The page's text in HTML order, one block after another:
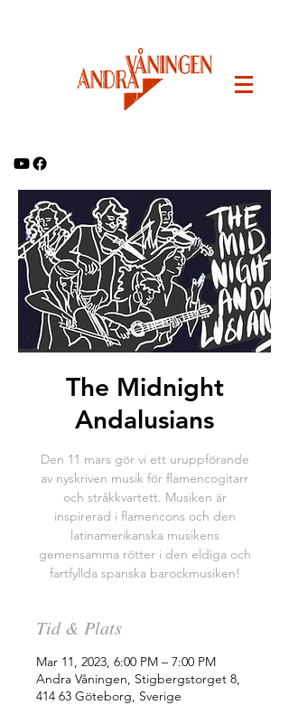
The Midnight
Andalusians
Den 11 mars gör vi ett uruppförande
av nyskriven musik för flamencogitarr
och stråkkvartett. Musiken är
inspirerad i flamencons och den
latinamerikanska musikens
gemensamma rötter i den eldiga och
fartfyllda spanska barockmusiken!
Tid & Plats
Mar 11, 2023, 6:00 PM – 7:00 PM
Andra Våningen, Stigbergstorget 8,
414 63 Göteborg, Sverige